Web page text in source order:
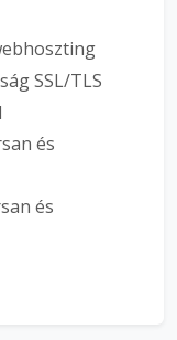
SSL/TLS
és
és